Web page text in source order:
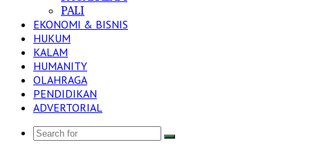
PALI
EKONOMI & BISNIS
HUKUM
KALAM
HUMANITY
OLAHRAGA
PENDIDIKAN
ADVERTORIAL
Search